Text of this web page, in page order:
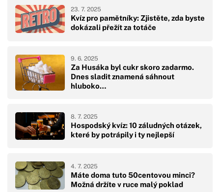
Kvíz pro pamětníky: Zjistěte, zda byste
dokázali přežít za totáče
23. 7. 2025
Za Husáka byl cukr skoro zadarmo.
Dnes sladit znamená sáhnout
hluboko…
9. 6. 2025
Hospodský kvíz: 10 záludných otázek,
které by potrápily i ty nejlepší
8. 7. 2025
Máte doma tuto 50centovou minci?
Možná držíte v ruce malý poklad
4. 7. 2025